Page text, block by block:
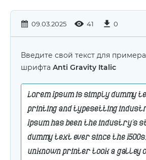
09.03.2025 41 0
Введите свой текст для примера
шрифта Anti Gravity Italic